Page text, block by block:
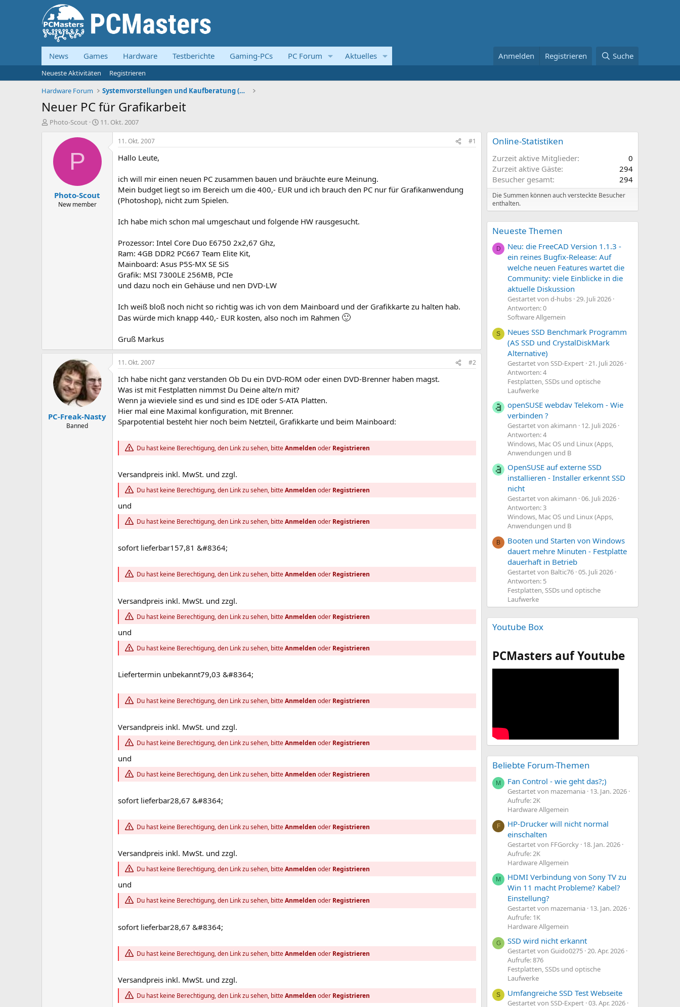
News Games Hardware Testberichte Gaming-PCs PC Forum Aktuelles Anmelden Registrieren Suche
Neueste Aktivitäten
Registrieren
Hardware Forum
Systemvorstellungen und Kaufberatung (Komplettsyst
Neuer PC für Grafikarbeit
E
Photo-Scout
E
e
l
11. Okt. 2007
P
Photo-Scout
New member
11. Okt. 2007 #1
Hallo Leute,
ich will mir einen neuen PC zusammen bauen und bräuchte eure Meinung.
Mein budget liegt so im Bereich um die 400,- EUR und ich brauch den PC nur für Grafikanwendung
(Photoshop), nicht zum Spielen.
Ich habe mich schon mal umgeschaut und folgende HW rausgesucht.
Prozessor: Intel Core Duo E6750 2x2,67 Ghz,
Ram: 4GB DDR2 PC667 Team Elite Kit,
Mainboard: Asus P5S-MX SE SiS
Grafik: MSI 7300LE 256MB, PCIe
und dazu noch ein Gehäuse und nen DVD-LW
Ich weiß bloß noch nicht so richtig was ich von dem Mainboard und der Grafikkarte zu halten hab.
Das würde mich knapp 440,- EUR kosten, also noch im Rahmen 🙂
Gruß Markus​
PC-Freak-Nasty
Banned
11. Okt. 2007 #2
Ich habe nicht ganz verstanden Ob Du ein DVD-ROM oder einen DVD-Brenner haben magst.
Was ist mit Festplatten nimmst Du Deine alte/n mit?
Wenn ja wieviele sind es und sind es IDE oder S-ATA Platten.
Hier mal eine Maximal konfiguration, mit Brenner.
Sparpotential besteht hier noch beim Netzteil, Grafikkarte und beim Mainboard:
Du hast keine Berechtigung, den Link zu sehen, bitteAnmelden oder Registrieren
Versandpreis inkl. MwSt. und zzgl.
Du hast keine Berechtigung, den Link zu sehen, bitteAnmelden oder Registrieren
und
Du hast keine Berechtigung, den Link zu sehen, bitteAnmelden oder Registrieren
sofort lieferbar157,81 &#8364;
Du hast keine Berechtigung, den Link zu sehen, bitteAnmelden oder Registrieren
Versandpreis inkl. MwSt. und zzgl.
Du hast keine Berechtigung, den Link zu sehen, bitteAnmelden oder Registrieren
und
Du hast keine Berechtigung, den Link zu sehen, bitteAnmelden oder Registrieren
Liefertermin unbekannt79,03 &#8364;
Du hast keine Berechtigung, den Link zu sehen, bitteAnmelden oder Registrieren
Versandpreis inkl. MwSt. und zzgl.
Du hast keine Berechtigung, den Link zu sehen, bitteAnmelden oder Registrieren
und
Du hast keine Berechtigung, den Link zu sehen, bitteAnmelden oder Registrieren
sofort lieferbar28,67 &#8364;
Du hast keine Berechtigung, den Link zu sehen, bitteAnmelden oder Registrieren
Versandpreis inkl. MwSt. und zzgl.
Du hast keine Berechtigung, den Link zu sehen, bitteAnmelden oder Registrieren
und
Du hast keine Berechtigung, den Link zu sehen, bitteAnmelden oder Registrieren
sofort lieferbar28,67 &#8364;
Du hast keine Berechtigung, den Link zu sehen, bitteAnmelden oder Registrieren
Versandpreis inkl. MwSt. und zzgl.
Du hast keine Berechtigung, den Link zu sehen, bitteAnmelden oder Registrieren
Online-Statistiken
Zurzeit aktive Mitglieder
0
Zurzeit aktive Gäste
294
Besucher gesamt
294
Die Summen können auch versteckte Besucher
enthalten.
Neueste Themen
D
Neu: die FreeCAD Version 1.1.3 -
ein reines Bugfix-Release: Auf
welche neuen Features wartet die
Community: viele Einblicke in die
aktuelle Diskussion
Gestartet von d-hubs 29. Juli 2026
Antworten: 0
Software Allgemein
S
Neues SSD Benchmark Programm
(AS SSD und CrystalDiskMark
Alternative)
Gestartet von SSD-Expert 21. Juli 2026
Antworten: 4
Festplatten, SSDs und optische
Laufwerke
openSUSE webdav Telekom - Wie
verbinden ?
Gestartet von akimann
12. Juli 2026
Antworten: 4
Windows, Mac OS und Linux (Apps,
Anwendungen und B
OpenSUSE auf externe SSD
installieren - Installer erkennt SSD
nicht
Gestartet von akimann 06. Juli 2026
Antworten: 3
Windows, Mac OS und Linux (Apps,
Anwendungen und B
B
Booten und Starten von Windows
dauert mehre Minuten - Festplatte
dauerhaft in Betrieb
Gestartet von Baltic76 05. Juli 2026
Antworten: 5
Festplatten, SSDs und optische
Laufwerke
Youtube Box
PCMasters auf Youtube
Beliebte Forum-Themen
M Fan Control - wie geht das?;)
Gestartet von mazemania 13. Jan. 2026
Aufrufe: 2K
Hardware Allgemein
F
HP-Drucker will nicht normal
einschalten
Gestartet von FFGorcky 18. Jan. 2026
Aufrufe: 2K
Hardware Allgemein
M
HDMI Verbindung von Sony TV zu
Win 11 macht Probleme? Kabel?
Einstellung?
Gestartet von mazemania 13. Jan. 2026
Aufrufe: 1K
Hardware Allgemein
G SSD wird nicht erkannt
Gestartet von Guido0275 20. Apr. 2026
Aufrufe: 876
Festplatten, SSDs und optische
Laufwerke
S Umfangreiche SSD Test Webseite
Gestartet von SSD-Expert 03. Apr. 2026